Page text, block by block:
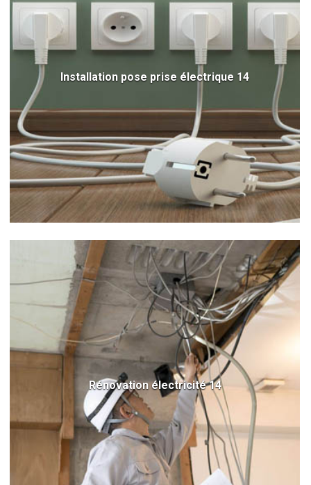
Installation pose prise électrique 14
Rénovation électricité 14